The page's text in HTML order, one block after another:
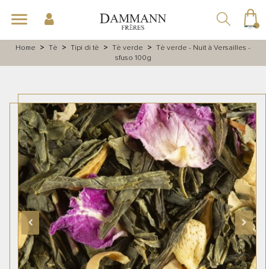
navigazione
Toggle
menu
☰
Home Tè Tipi di tè Tè verde
Tè verde - Nuit à Versailles -
sfuso 100g